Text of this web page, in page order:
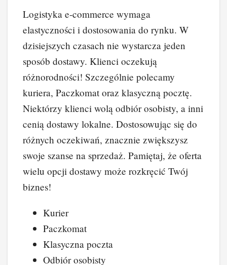
Logistyka e-commerce wymaga
elastyczności i dostosowania do rynku. W
dzisiejszych czasach nie wystarcza jeden
sposób dostawy. Klienci oczekują
różnorodności! Szczególnie polecamy
kuriera, Paczkomat oraz klasyczną pocztę.
Niektórzy klienci wolą odbiór osobisty, a inni
cenią dostawy lokalne. Dostosowując się do
różnych oczekiwań, znacznie zwiększysz
swoje szanse na sprzedaż. Pamiętaj, że oferta
wielu opcji dostawy może rozkręcić Twój
biznes!
Kurier
Paczkomat
Klasyczna poczta
Odbiór osobisty